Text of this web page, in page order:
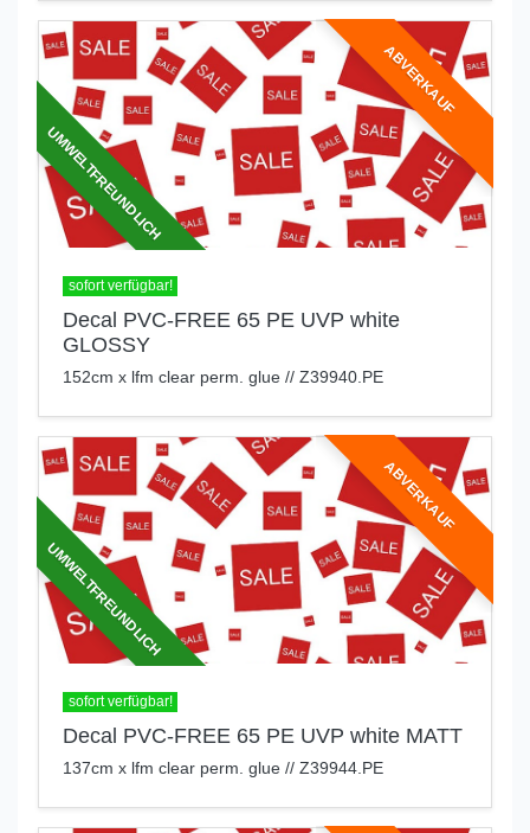
ABVERKAUF
UMWELTFREUNDLICH
sofort verfügbar!
Decal PVC-FREE 65 PE UVP white
GLOSSY
152cm x lfm clear perm. glue // Z39940.PE
ABVERKAUF
UMWELTFREUNDLICH
sofort verfügbar!
Decal PVC-FREE 65 PE UVP white MATT
137cm x lfm clear perm. glue // Z39944.PE